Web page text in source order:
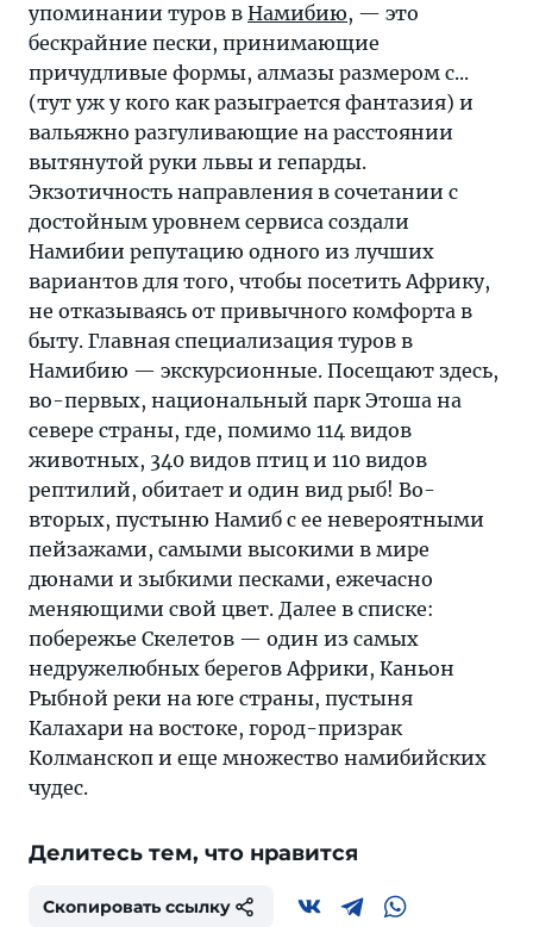
упоминании туров в Намибию, — это
бескрайние пески, принимающие
причудливые формы, алмазы размером с...
(тут уж у кого как разыграется фантазия) и
вальяжно разгуливающие на расстоянии
вытянутой руки львы и гепарды.
Экзотичность направления в сочетании с
достойным уровнем сервиса создали
Намибии репутацию одного из лучших
вариантов для того, чтобы посетить Африку,
не отказываясь от привычного комфорта в
быту. Главная специализация туров в
Намибию — экскурсионные. Посещают здесь,
во-первых, национальный парк Этоша на
севере страны, где, помимо 114 видов
животных, 340 видов птиц и 110 видов
рептилий, обитает и один вид рыб! Во-
вторых, пустыню Намиб с ее невероятными
пейзажами, самыми высокими в мире
дюнами и зыбкими песками, ежечасно
меняющими свой цвет. Далее в списке:
побережье Скелетов — один из самых
недружелюбных берегов Африки, Каньон
Рыбной реки на юге страны, пустыня
Калахари на востоке, город-призрак
Колманскоп и еще множество намибийских
чудес.
Делитесь тем, что нравится
Скопировать ссылку